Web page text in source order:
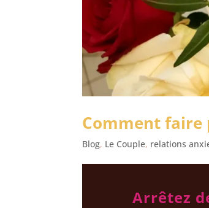
Comment faire
Blog, Le Couple, relations
Arrêtez